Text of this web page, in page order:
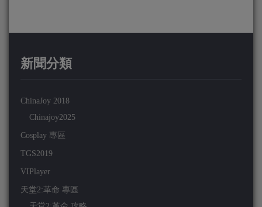
新聞分類
ChinaJoy 2018
Chinajoy2025
Cosplay 專區
TGS2019
VIPlayer
天堂2:革命 專區